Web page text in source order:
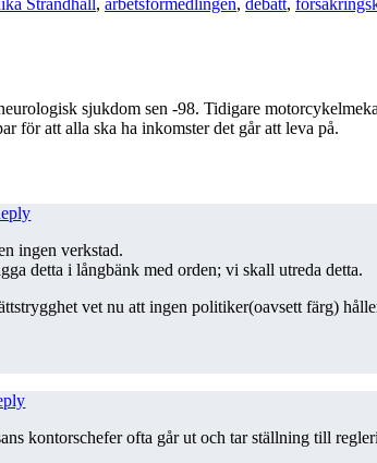
sjukdom sen -98. Tidigare
för att alla ska ha inkomster det går att leva på.
ingen verkstad.
detta i långbänk med orden; vi skall utreda detta.
vet nu att ingen politiker(oavsett färg)
kontorschefer ofta går ut och tar ställning till